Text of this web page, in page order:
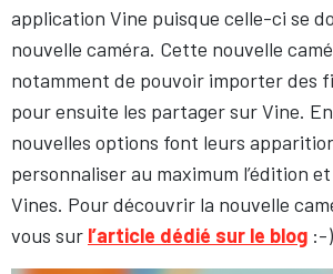
application Vine puisque celle-ci se
nouvelle caméra. Cette nouvelle
notamment de pouvoir importer des
pour ensuite les partager sur Vine.
nouvelles options font leurs
personnaliser au maximum l’édition
Vines. Pour découvrir la nouvelle
vous sur l’article dédié sur le blog :-)